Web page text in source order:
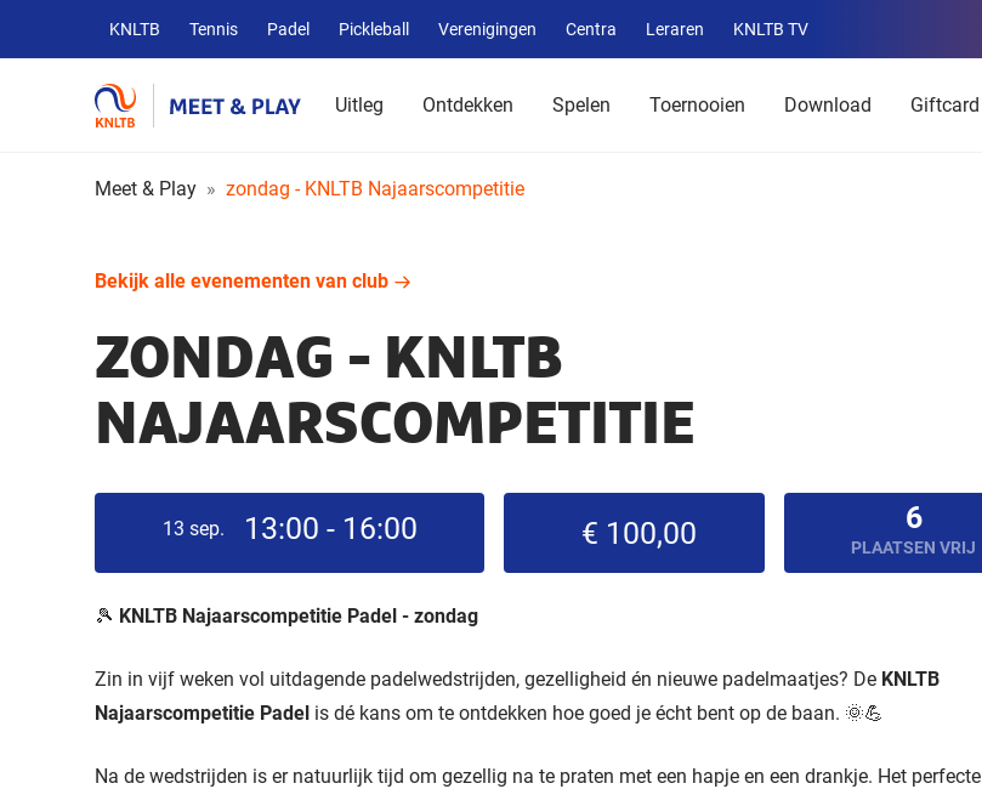
Overige
KNLTB
websites
KNLTB Tennis Padel Pickleball Verenigingen Centra Leraren KNLTB TV
Service
menu
Uitleg Ontdekken Spelen Toernooien Download Giftcard
Meet & Play zondag - KNLTB Najaarscompetitie
Bekijk alle evenementen van club
ZONDAG - KNLTB
NAJAARSCOMPETITIE
13 sep. 13:00 - 16:00 € 100,00 6
PLAATSEN VRIJ
🎾 KNLTB Najaarscompetitie Padel - zondag
Zin in vijf weken vol uitdagende padelwedstrijden, gezelligheid én nieuwe padelmaatjes? De KNLTB
Najaarscompetitie Padel is dé kans om te ontdekken hoe goed je écht bent op de baan. 🌞💪
Na de wedstrijden is er natuurlijk tijd om gezellig na te praten met een hapje en een drankje. Het perfecte